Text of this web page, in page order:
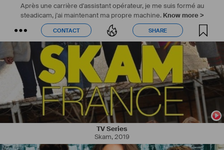
Après une carrière d'assistant opérateur, je me suis formé au
steadicam, j'ai maintenant ma propre machine. Know more >
CONTACT SHARE
CONTACT SHARE
TV Series
Skam,2019